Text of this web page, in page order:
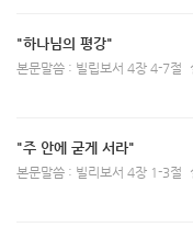
"하나님의 평강"
본문말씀 : 빌립보서 4장 4-7절
"주 안에 굳게 서라"
본문말씀 : 빌리보서 4장 1-3절